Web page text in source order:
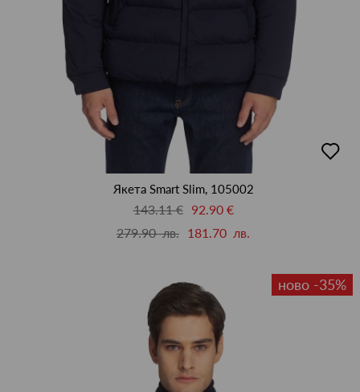
в
Якета Smart Slim, 105002
143.11 €
92.90 €
279.90 лв. 181.70 лв.
ново -35%